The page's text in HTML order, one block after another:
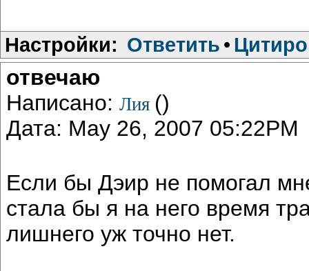
Настройки: Ответить •
отвечаю
Написано: Лия ()
Дата: May 26, 2007 05:22PM
Если бы Дэир не помогал
стала бы я на него время
лишнего уж точно нет.